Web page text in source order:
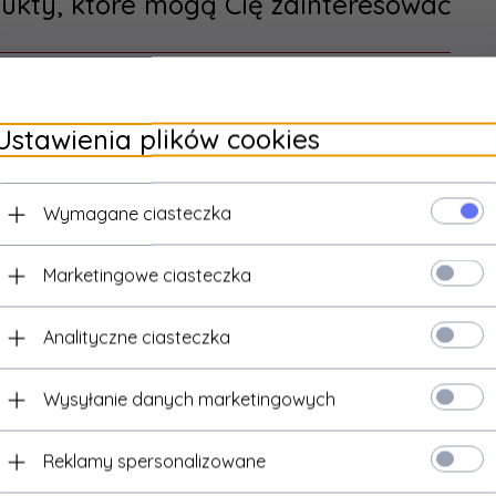
PAINTO
malarski kaloryferowy 36mm
kątowy krzywak zakrzywiony
PAINTO
Pędzel angielski malarski
płaski do farb malowania
plików cookies
Wymagane ciasteczka
Marketingowe ciasteczka
Analityczne ciasteczka
Wysyłanie danych marketingowych
Reklamy spersonalizowane